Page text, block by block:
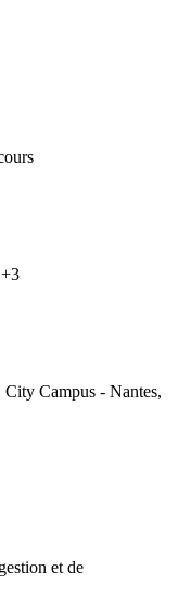
Campus - Nantes,
et de